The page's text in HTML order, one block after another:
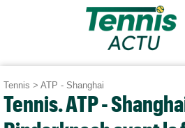
Tennis > ATP - Shanghai
Tennis. ATP -